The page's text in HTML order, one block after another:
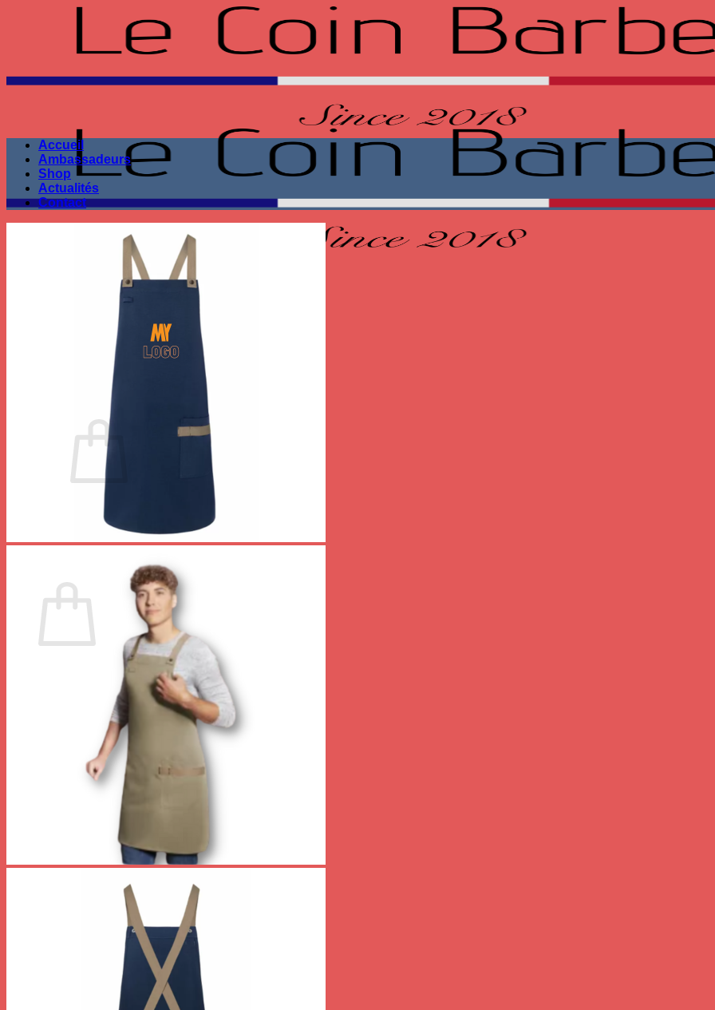
Se connecter
0.00
Votre panier est vide.
Retour à la boutique
Votre panier est vide.
Retour à la boutique
Accueil
Ambassadeurs
Shop
Actualités
Contact